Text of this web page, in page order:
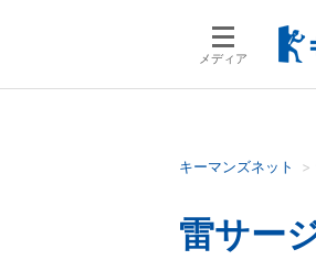
メディア
検
キーマンズネット
雷サー